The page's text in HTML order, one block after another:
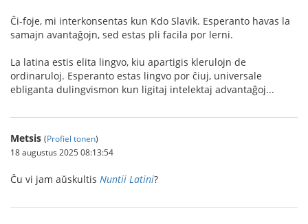
Ĉi-foje, mi interkonsentas kun Kdo Slavik. Esperanto havas la
samajn avantaĝojn, sed estas pli facila por lerni.
La latina estis elita lingvo, kiu apartigis klerulojn de
ordinaruloj. Esperanto estas lingvo por ĉiuj, universale
ebliganta dulingvismon kun ligitaj intelektaj advantaĝoj...
Metsis (Profiel tonen)
18 augustus 2025 08:13:54
Ĉu vi jam aŭskultis Nuntii Latini?